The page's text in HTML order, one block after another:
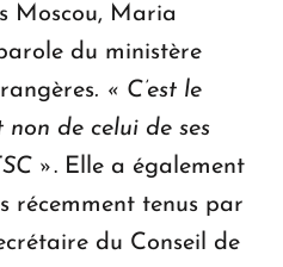
Moscou, Maria
du ministère
. « C’est le
non de celui de ses
». Elle a également
récemment tenus par
du Conseil de